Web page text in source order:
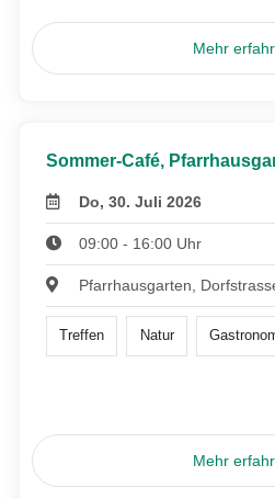
Mehr
Sommer-Café,
Do, 30. Juli 2026
09:00 - 16:00 Uhr
Pfarrhausgarten,
Treffen Natur
Mehr